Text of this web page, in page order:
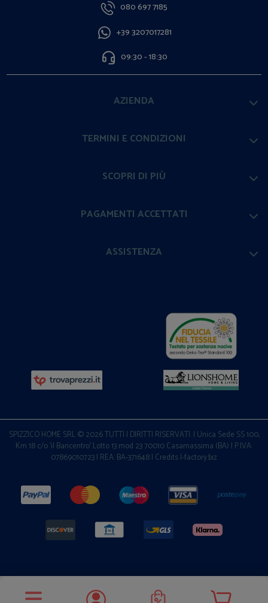
080 697 7185
+39 3207017281
09:30 - 18:30
AZIENDA
TERMINI E CONDIZIONI
SCOPRI DI PIÙ
PAGAMENTI ACCETTATI
ASSISTENZA
SPIZZICO HOME SRL © 2026 TUTTI I DIRITTI RISERVATI. | Unica Sede SS 100,
Km 18 c/o 'il Baricentro' Lotto 13 mod 23 70010 Casamassima (BA) | P.IVA:
07869010723 | REA: BA-371648 | Credits I-factory.biz